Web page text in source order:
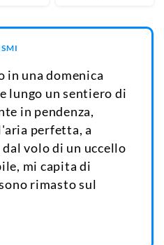
in una domenica
lungo un sentiero di
in pendenza,
perfetta, a
volo di un uccello
mi capita di
rimasto sul